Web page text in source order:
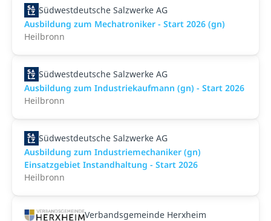
Südwestdeutsche Salzwerke AG
Ausbildung zum Mechatroniker - Start 2026 (gn)
Heilbronn
Südwestdeutsche Salzwerke AG
Ausbildung zum Industriekaufmann (gn) - Start 2026
Heilbronn
Südwestdeutsche Salzwerke AG
Ausbildung zum Industriemechaniker (gn)
Einsatzgebiet Instandhaltung - Start 2026
Heilbronn
Verbandsgemeinde Herxheim